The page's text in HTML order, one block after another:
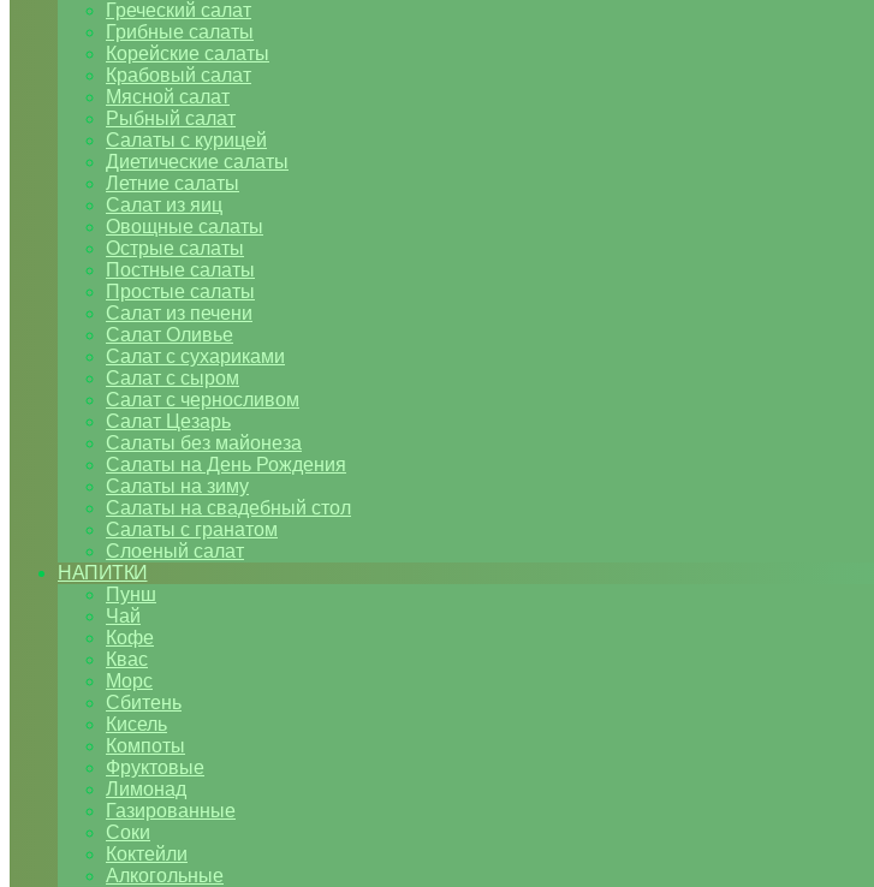
Греческий салат
Грибные салаты
Корейские салаты
Крабовый салат
Мясной салат
Рыбный салат
Салаты с курицей
Диетические салаты
Летние салаты
Салат из яиц
Овощные салаты
Острые салаты
Постные салаты
Простые салаты
Салат из печени
Салат Оливье
Салат с сухариками
Салат с сыром
Салат с черносливом
Салат Цезарь
Салаты без майонеза
Салаты на День Рождения
Салаты на зиму
Салаты на свадебный стол
Салаты с гранатом
Слоеный салат
НАПИТКИ
Пунш
Чай
Кофе
Квас
Морс
Сбитень
Кисель
Компоты
Фруктовые
Лимонад
Газированные
Соки
Коктейли
Алкогольные